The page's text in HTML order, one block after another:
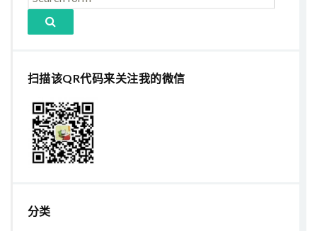
扫描该QR代码来关注我的微信
分类